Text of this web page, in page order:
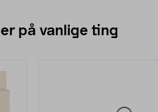
på vanlige ting